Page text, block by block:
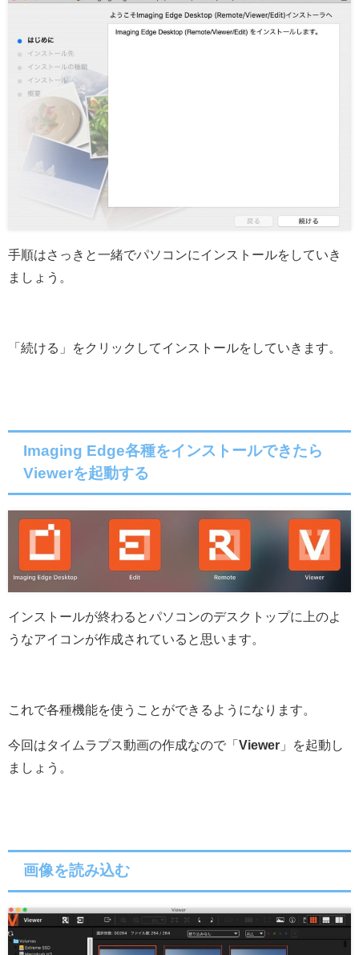
手順はさっきと一緒でパソコンにインストールをしていき
ましょう。
「続ける」をクリックしてインストールをしていきます。
Imaging Edge各種をインストールできたら
Viewerを起動する
インストールが終わるとパソコンのデスクトップに上のよ
うなアイコンが作成されていると思います。
これで各種機能を使うことができるようになります。
今回はタイムラプス動画の作成なので「 Viewer 」を起動し
ましょう。
画像を読み込む